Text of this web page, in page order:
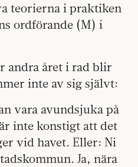
teorierna i praktiken
ordförande (M) i
andra året i rad blir
inte av sig självt:
vara avundsjuka på
inte konstigt att det
vid havet. Eller: Ni
Ja, nära